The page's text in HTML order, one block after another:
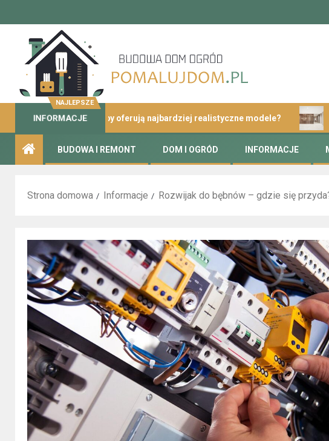
NAJLEPSZE
INFORMACJE
– które sklepy oferują najbardziej realistyczne modele?
BUDOWA I REMONT DOM I OGRÓD INFORMACJE
Strona domowa Informacje Rozwijak do bębnów – gdzie się